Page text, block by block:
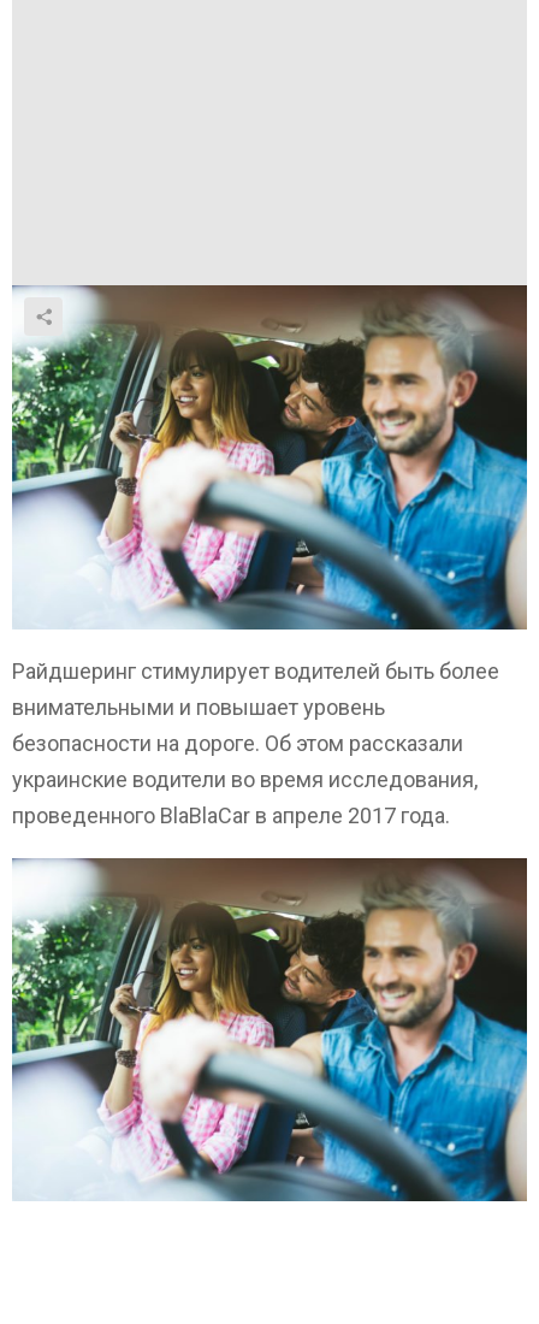
Райдшеринг стимулирует водителей быть более
внимательными и повышает уровень
безопасности на дороге. Об этом рассказали
украинские водители во время исследования,
проведенного BlaBlaCar в апреле 2017 года.